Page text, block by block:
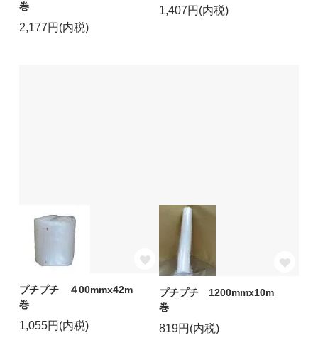
巻
2,177円(内税)
1,407円(内税)
プチプチ ４00mmx42m
巻
1,055円(内税)
プチプチ 1200mmx10m
巻
819円(内税)